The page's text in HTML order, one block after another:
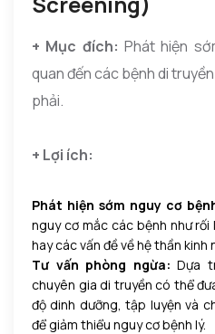
+ Mục đích: Phát hiện
quan đến các bệnh di
phải.
+ Lợi ích:
Phát hiện sớm nguy cơ
nguy cơ mắc các bệnh như rối
hay các vấn đề về hệ thần kinh
Tư vấn phòng ngừa: Dựa
chuyên gia di truyền có thể
độ dinh dưỡng, tập luyện và
để giảm thiểu nguy cơ bệnh lý.